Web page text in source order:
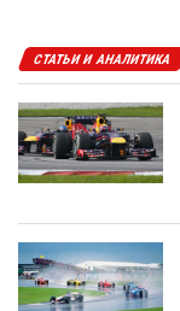
СТАТЬИ И АНАЛИТИКА